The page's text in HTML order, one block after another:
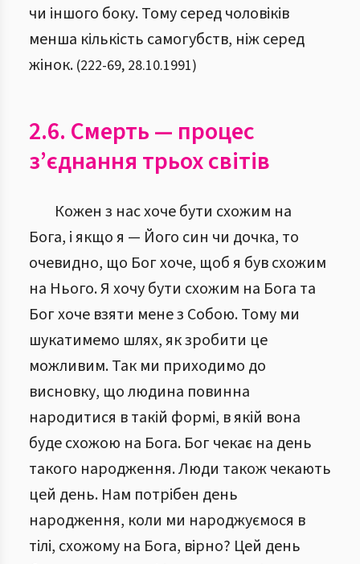
чи іншого боку. Тому серед чоловіків
менша кількість самогубств, ніж серед
жінок. (222-69, 28.10.1991)
2.6. Смерть — процес
з’єднання трьох світів
Кожен з нас хоче бути схожим на
Бога, і якщо я — Його син чи дочка, то
очевидно, що Бог хоче, щоб я був схожим
на Нього. Я хочу бути схожим на Бога та
Бог хоче взяти мене з Собою. Тому ми
шукатимемо шлях, як зробити це
можливим. Так ми приходимо до
висновку, що людина повинна
народитися в такій формі, в якій вона
буде схожою на Бога. Бог чекає на день
такого народження. Люди також чекають
цей день. Нам потрібен день
народження, коли ми народжуємося в
тілі, схожому на Бога, вірно? Цей день